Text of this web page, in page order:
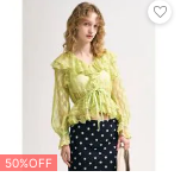
50%OFF